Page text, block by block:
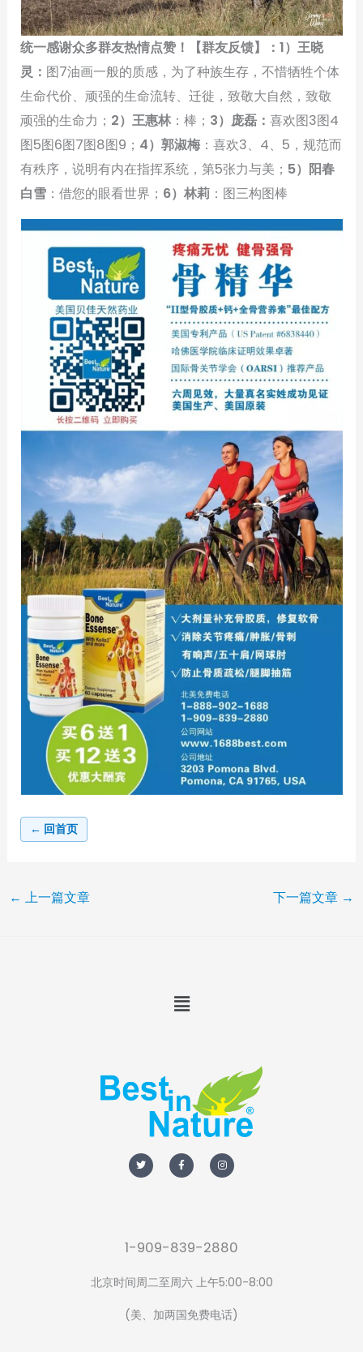
统一感谢众多群友热情点赞！【群友反馈】：1）王晓
灵： 图7油画一般的质感，为了种族生存，不惜牺牲个体
生命代价、顽强的生命流转、迁徙，致敬大自然，致敬
顽强的生命力； 2）王惠林 ：棒； 3）庞磊：喜欢图3图4
图5图6图7图8图9； 4）郭淑梅 ：喜欢3、4、5，规范而
有秩序，说明有内在指挥系统，第5张力与美； 5）阳春
白雪 ：借您的眼看世界； 6）林莉 ：图三构图棒
← 回首页
← 上一篇文章 下一篇文章 →
Menu
w
i
t
a
c
e
n
s
t
1-909-839-2880
北京时间周二至周六 上午5:00-8:00
(美、加两国免费电话)